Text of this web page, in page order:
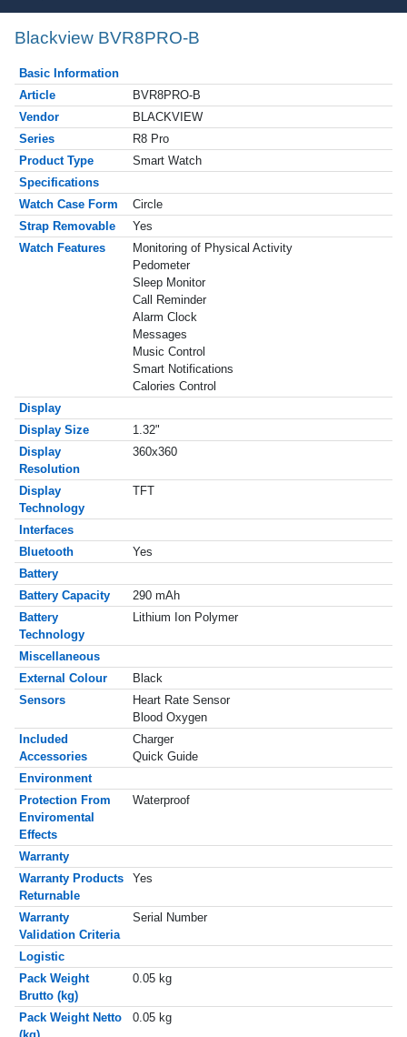
Blackview BVR8PRO-B
Basic Information
Article
BVR8PRO-B
Vendor
BLACKVIEW
Series
R8 Pro
Product Type
Smart Watch
Specifications
Watch Case Form
Circle
Strap Removable
Yes
Watch Features
Monitoring of Physical Activity
Pedometer
Sleep Monitor
Call Reminder
Alarm Clock
Messages
Music Control
Smart Notifications
Calories Control
Display
Display Size
1.32"
Display
Resolution
360x360
Display
Technology
TFT
Interfaces
Bluetooth
Yes
Battery
Battery Capacity
290 mAh
Battery
Technology
Lithium Ion Polymer
Miscellaneous
External Colour
Black
Sensors
Heart Rate Sensor
Blood Oxygen
Included
Accessories
Charger
Quick Guide
Environment
Protection From
Enviromental
Effects
Waterproof
Warranty
Warranty Products
Returnable
Yes
Warranty
Validation Criteria
Serial Number
Logistic
Pack Weight
Brutto (kg)
0.05 kg
Pack Weight Netto
0.05 kg